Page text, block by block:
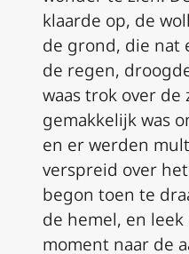
klaarde op, de
de grond, die nat
de regen,
waas trok over
gemakkelijk was
en er werden
verspreid over
begon toen te
de hemel, en
moment naar de